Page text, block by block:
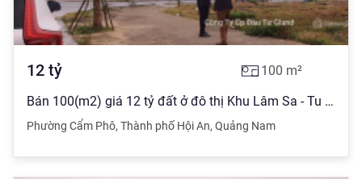
12 tỷ 100 m²
Bán 100(m2) giá 12 tỷ đất ở đô thị Khu Lâm Sa - Tu Lễ, Cẩm Phô, Hội An
Phường Cẩm Phô, Thành phố Hội An, Quảng Nam